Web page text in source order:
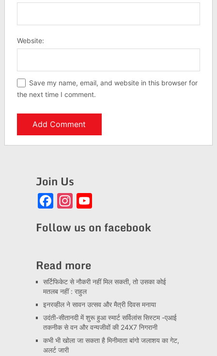
Website:
Save my name, email, and website in this browser for
the next time I comment.
Join Us
Facebook
Instagram
YouTube
Follow us on facebook
Read more
सर्टिफिकेट से नौकरी नहीं मिल सकती, तो उसका कोई
मतलब नहीं : राहुल
इनरव्हील ने सावन उत्सव और मैत्री दिवस मनाया
उदंती-सीतानदी में शुरू हुआ स्मार्ट सर्विलांस सिस्टम -एआई
तकनीक से वन और वन्यजीवों की 24X7 निगरानी
कभी भी खोला जा सकता है मिनीमाता बांगो जलाशय का गेट,
अलर्ट जारी